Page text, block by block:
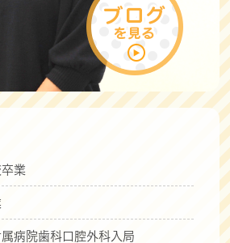
業
病院歯科口腔外科入局